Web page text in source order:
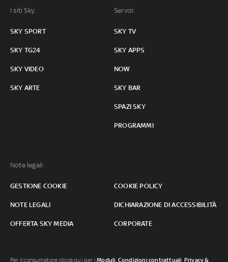
I siti Sky:
SKY SPORT
SKY TG24
SKY VIDEO
SKY ARTE
Servizi:
SKY TV
SKY APPS
NOW
SKY BAR
SPAZI SKY
PROGRAMMI
Note legali:
GESTIONE COOKIE COOKIE POLICY
NOTE LEGALI DICHIARAZIONE DI ACCESSIBILITÀ
OFFERTA SKY MEDIA CORPORATE
Per il consumatore clicca qui per iModuli, Condizioni contrattuali, Privacy &